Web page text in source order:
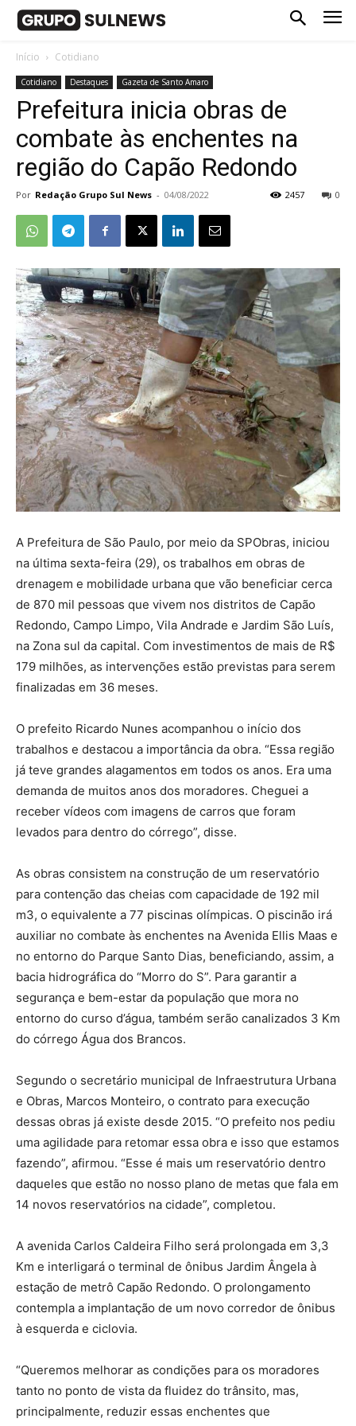
Início Cotidiano
Cotidiano Destaques Gazeta de Santo Amaro
Prefeitura inicia obras de
combate às enchentes na
região do Capão Redondo
Por Redação Grupo Sul News - 04/08/2022 0
2457
A Prefeitura de São Paulo, por meio da SPObras, iniciou
na última sexta-feira (29), os trabalhos em obras de
drenagem e mobilidade urbana que vão beneficiar cerca
de 870 mil pessoas que vivem nos distritos de Capão
Redondo, Campo Limpo, Vila Andrade e Jardim São Luís,
na Zona sul da capital. Com investimentos de mais de R$
179 milhões, as intervenções estão previstas para serem
finalizadas em 36 meses.
O prefeito Ricardo Nunes acompanhou o início dos
trabalhos e destacou a importância da obra. “Essa região
já teve grandes alagamentos em todos os anos. Era uma
demanda de muitos anos dos moradores. Cheguei a
receber vídeos com imagens de carros que foram
levados para dentro do córrego”, disse.
As obras consistem na construção de um reservatório
para contenção das cheias com capacidade de 192 mil
m3, o equivalente a 77 piscinas olímpicas. O piscinão irá
auxiliar no combate às enchentes na Avenida Ellis Maas e
no entorno do Parque Santo Dias, beneficiando, assim, a
bacia hidrográfica do “Morro do S”. Para garantir a
segurança e bem-estar da população que mora no
entorno do curso d’água, também serão canalizados 3 Km
do córrego Água dos Brancos.
Segundo o secretário municipal de Infraestrutura Urbana
e Obras, Marcos Monteiro, o contrato para execução
dessas obras já existe desde 2015. “O prefeito nos pediu
uma agilidade para retomar essa obra e isso que estamos
fazendo”, afirmou. “Esse é mais um reservatório dentro
daqueles que estão no nosso plano de metas que fala em
14 novos reservatórios na cidade”, completou.
A avenida Carlos Caldeira Filho será prolongada em 3,3
Km e interligará o terminal de ônibus Jardim Ângela à
estação de metrô Capão Redondo. O prolongamento
contempla a implantação de um novo corredor de ônibus
à esquerda e ciclovia.
“Queremos melhorar as condições para os moradores
tanto no ponto de vista da fluidez do trânsito, mas,
principalmente, reduzir essas enchentes que